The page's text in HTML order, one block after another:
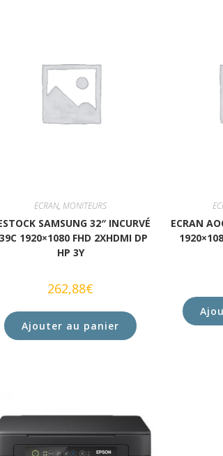
ECRAN,MONITEURS
SAMSUNG 32″ INCURVÉ
1920×1080 FHD 2XHDMI DP
HP 3Y
262,88€
Ajouter au panier
ECRAN